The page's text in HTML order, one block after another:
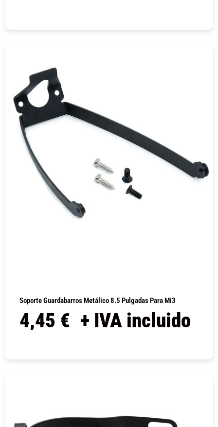
Soporte Guardabarros Metálico 8.5 Pulgadas Para Mi3
4,45 € + IVA incluido